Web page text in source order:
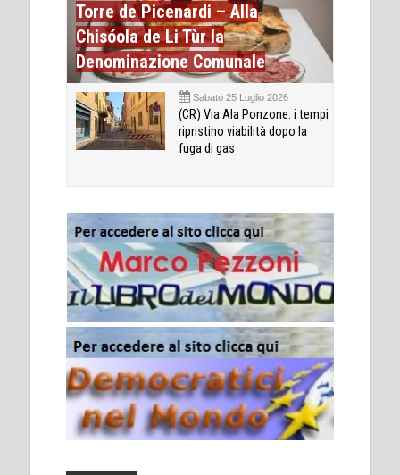
Torre de Picenardi – Alla
Chisóola de Li Tùr la
Denominazione Comunale
Sabato 25 Luglio 2026
(CR) Via Ala Ponzone: i tempi
ripristino viabilità dopo la
fuga di gas